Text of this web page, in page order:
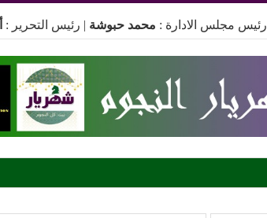
رئيس مجلس الادارة : محمد حبوشة | رئيس التحرير :